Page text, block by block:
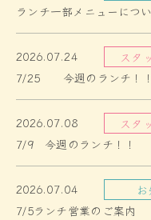
ランチ一部メニューにつ
2026.07.24
スタ
7/25 今週のランチ！！
2026.07.08
スタ
7/9 今週のランチ！！
2026.07.04
7/5ランチ営業のご案内